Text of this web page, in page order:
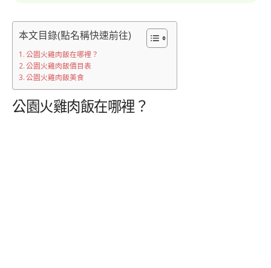
本文目錄(點名稱快速前往)
公園火雞肉飯在哪裡？
公園火雞肉飯價目表
公園火雞肉飯美食
公園火雞肉飯在哪裡？